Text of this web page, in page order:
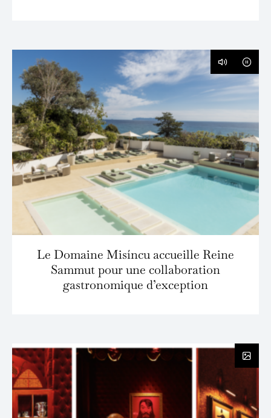
Le Domaine Misíncu accueille Reine
Sammut pour une collaboration
gastronomique d’exception